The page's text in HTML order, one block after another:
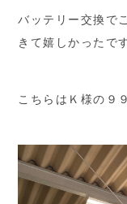
バッテリー交換で
きて嬉しかったで
こちらはＫ様の９